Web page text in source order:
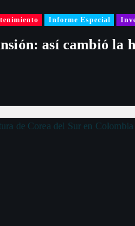
Informe Especial
así cambió la